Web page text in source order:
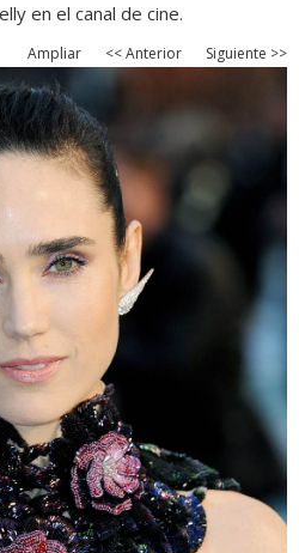
en el canal de cine.
Ampliar << Anterior Siguiente >>